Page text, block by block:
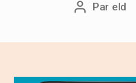
Par eld